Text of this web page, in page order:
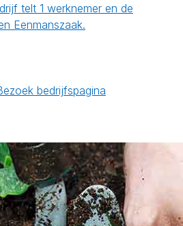
telt 1 werknemer en de
Eenmanszaak.
bedrijfspagina